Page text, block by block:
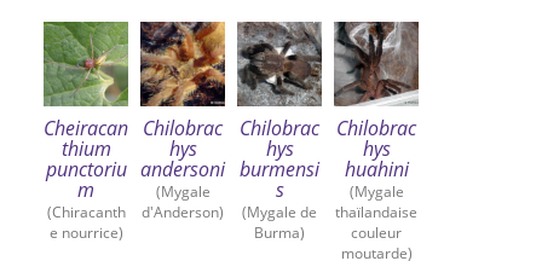
Cheiracan
thium
punctoriu
m
(Chiracanth
e nourrice)
Chilobrac
hys
andersoni
(Mygale
d'Anderson)
Chilobrac
hys
burmensi
s
(Mygale de
Burma)
Chilobrac
hys
huahini
(Mygale
thaïlandaise
couleur
moutarde)